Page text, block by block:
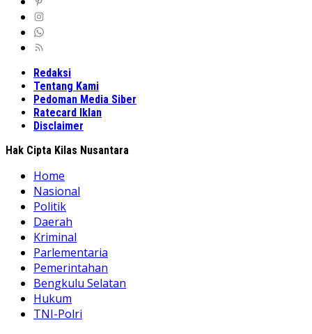
Redaksi
Tentang Kami
Pedoman Media Siber
Ratecard Iklan
Disclaimer
Hak Cipta Kilas Nusantara
Home
Nasional
Politik
Daerah
Kriminal
Parlementaria
Pemerintahan
Bengkulu Selatan
Hukum
TNI-Polri